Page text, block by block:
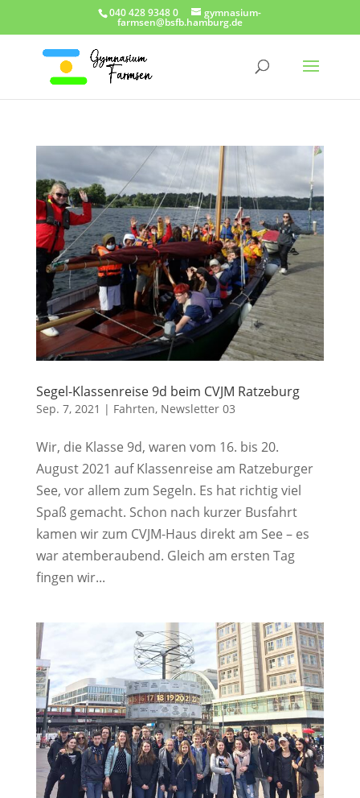
040 428 9348 0 gymnasium-
farmsen@bsfb.hamburg.de
Segel-Klassenreise 9d beim CVJM Ratzeburg
Sep. 7, 2021 | Fahrten, Newsletter 03
Wir, die Klasse 9d, waren vom 16. bis 20.
August 2021 auf Klassenreise am Ratzeburger
See, vor allem zum Segeln. Es hat richtig viel
Spaß gemacht. Schon nach kurzer Busfahrt
kamen wir zum CVJM-Haus direkt am See – es
war atemberaubend. Gleich am ersten Tag
fingen wir...